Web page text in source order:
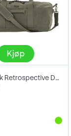
Kjøp
Think Tank Retrospective Duffel 75